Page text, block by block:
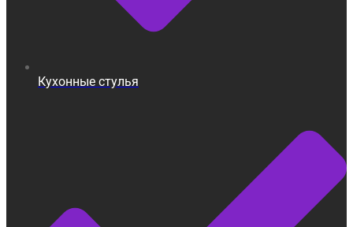
Кухонные стулья